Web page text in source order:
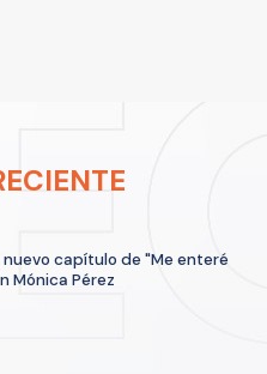
nuevo capítulo de "Me enteré
Mónica Pérez